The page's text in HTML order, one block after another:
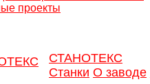
проекты
СТАНОТЕКС
Станки О заводе